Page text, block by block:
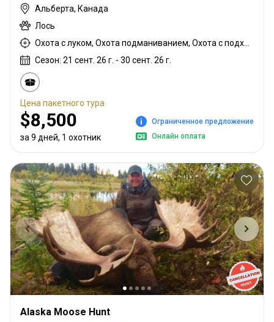
Альберта, Канада
Лось
Сезон: 21 сент. 26 г. - 30 сент. 26 г.
Цена пакетного тура
$8,500
за 9 дней, 1 охотник
Ограниченное предложение
Онлайн оплата
Alaska Moose Hunt